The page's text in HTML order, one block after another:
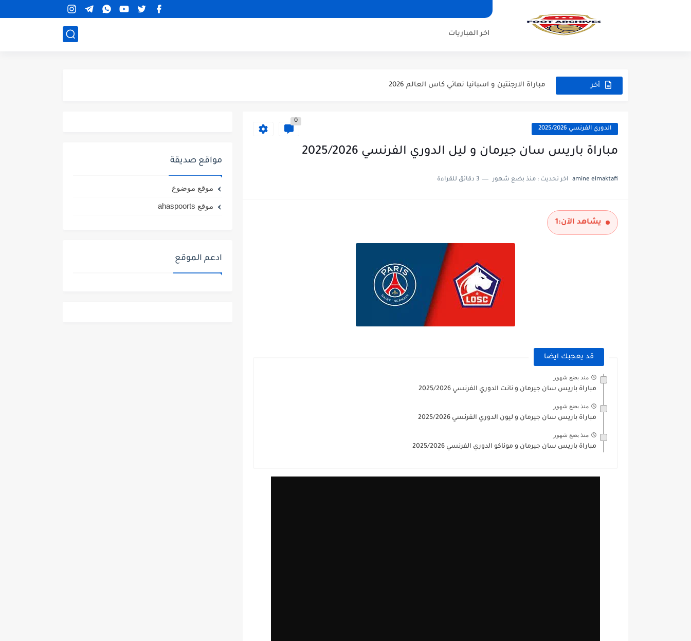
اخر المباريات
أخر
مباراة برشلونة و بيرمنغهام مباراة ودية 2026
مباراة الارجنتين و اسبانيا نهائي كاس العالم 2026
مباراة الارجنتين و انجلترا نصف نهائي كاس العالم 2026 الدوري الفرنسي 2025/2026
0
مباراة باريس سان جيرمان و ليل الدوري الفرنسي 2025/2026
amine elmaktafi اخر تحديث : منذ بضع شهور 3 دقائق للقراءة
يشاهد الآن:1
قد يعجبك ايضا
منذ بضع شهور
مباراة باريس سان جيرمان و نانت الدوري الفرنسي 2025/2026
منذ بضع شهور
مباراة باريس سان جيرمان و ليون الدوري الفرنسي 2025/2026
منذ بضع شهور
مباراة باريس سان جيرمان و موناكو الدوري الفرنسي 2025/2026
مواقع صديقة
موقع موضوع
موقع ahaspoorts
ادعم الموقع